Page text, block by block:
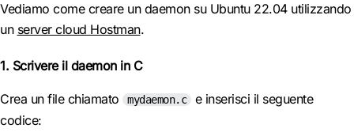
Vediamo come creare un daemon su Ubuntu 22.04 utilizzando
un server cloud Hostman.
1. Scrivere il daemon in C
Crea un file chiamato mydaemon.c
e inserisci il seguente
codice: